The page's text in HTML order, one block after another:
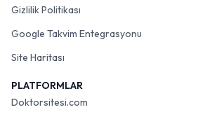
Gizlilik Politikası
Google Takvim Entegrasyonu
Site Haritası
PLATFORMLAR
Doktorsitesi.com